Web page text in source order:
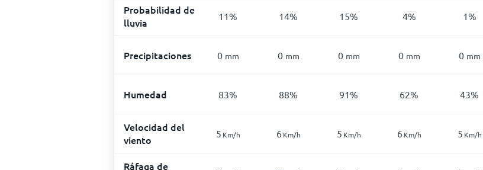
Probabilidad de
lluvia
11% 14% 15% 4% 1%
Precipitaciones 0 mm 0 mm 0 mm 0 mm 0 mm
Humedad 83% 88% 91% 62% 43%
Velocidad del
viento
5 Km/h 6 Km/h 5 Km/h 6 Km/h 5 Km/h
Ráfaga de